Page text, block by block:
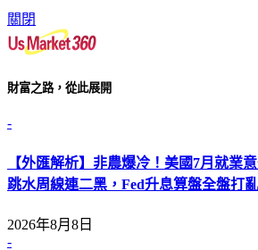
關閉
財富之路，從此展開
-
【外匯解析】非農爆冷！美國7月就業
跳水周線連二黑，Fed升息算盤全盤打
2026年8月8日
-